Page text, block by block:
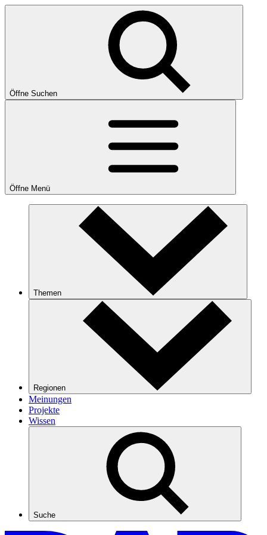
Öffne Suchen
Öffne Menü
Themen
Regionen
Meinungen
Projekte
Wissen
Suche